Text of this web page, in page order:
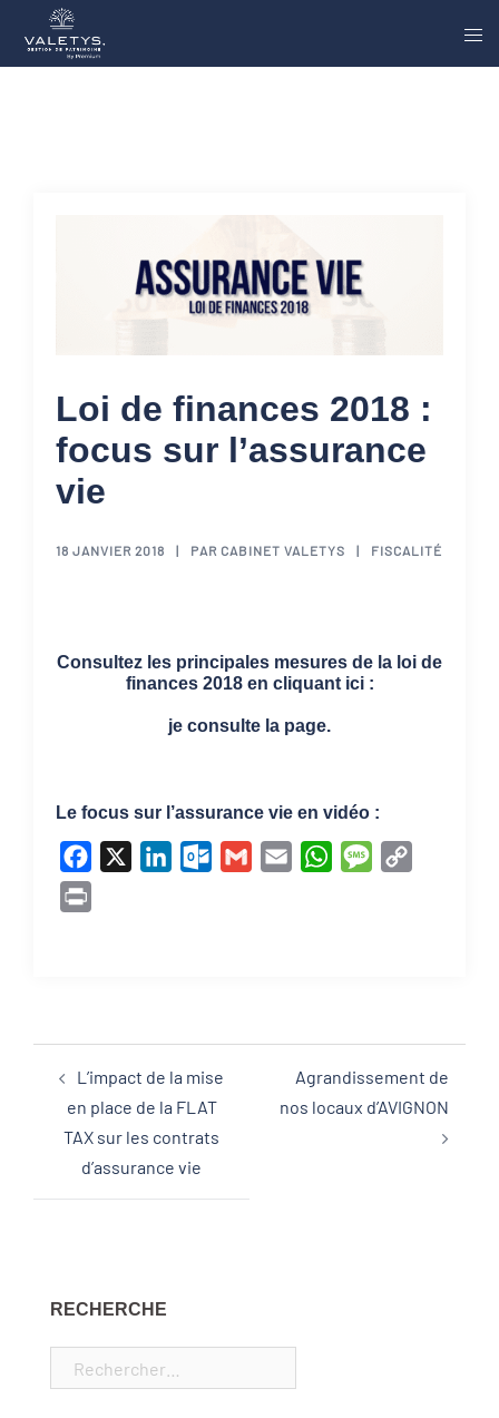
Loi de finances 2018 :
focus sur l’assurance
vie
18 JANVIER 2018 PAR CABINET VALETYS FISCALITÉ
Consultez les principales mesures de la loi de
finances 2018 en cliquant ici :
je consulte la page.
Le focus sur l’assurance vie en vidéo :
Facebook LinkedInOutlook.com
Gmail Email WhatsAppMessage
L’impact de la mise
en place de la FLAT
TAX sur les contrats
d’assurance vie
Agrandissement de
nos locaux d’AVIGNON
RECHERCHE